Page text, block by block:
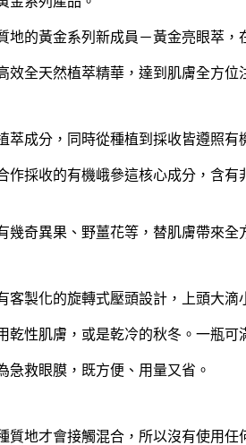
的黃金系列新成員－黃金亮眼萃，
全天然植萃精華，達到肌膚全方位
成分，同時從種植到採收皆遵照
採收的有機峨參這核心成分，含
奇異果、野薑花等，替肌膚帶來全
製化的旋轉式壓頭設計，上頭大
性肌膚，或是乾冷的秋冬。一瓶可
救眼膜，既方便、用量又省。
地才會接觸混合，所以沒有使用任